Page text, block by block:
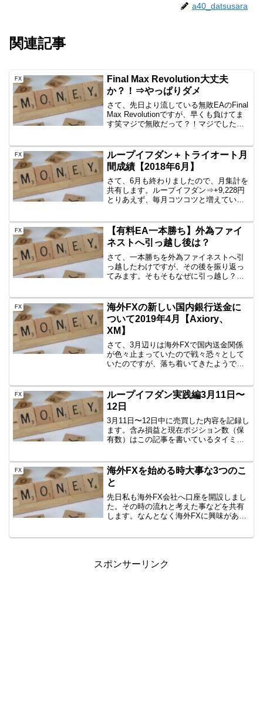
a40_datsusara
関連記事
FX
Final Max Revolution大丈夫
か？！⇒やっぱりダメ
さて、先日より流している無敗EAのFinal
Max Revolutionですが、早くも負けてま
す笑マジで無敗だって？！マジでした
が、私の場合は、ターボモードを二つと
もオ...
FX
ループイフダン＋トライオート月
間成績【2018年6月】
さて、6月も終わりましたので、月集計を
共有します。ループイフダン⇒+9,228円
とりあえず、毎月コツコツと増えていま
EURJPYのBSを加えようと思います。
こ...
FX
【有料EA一本勝ち】外為ファイ
ネストへ引っ越し後は？
さて、一本勝ちを外為ファイネストへ引
っ越したわけですが、その後を振り返っ
てみます。そもそもなぜに引っ越し？
す。途中結構含み益があったにも関わら
ず、なぜか、微損or微益に...
FX
海外FXの新しい国内銀行送金に
ついて2019年4月【Axiory、
XM】
さて、3月辺りは海外FXで国内送金関係
が色々止まっていたので戦々恐々として
いたのですが、落ち着いてきたようです
入金でSMBCが使えなくなり...
FX
ループイフダン実践編3月11日〜
12日
3月11日〜12日中に売買した内容を記録し
ます。含み損益と現在ポジション数（保
有数）はこの記事を書いているタイミン
思いますので、公開です。AUD/JPY
B40 100...
FX
海外FXを始める時大事な3つのこ
と
先日私も海外FX会社へ口座を開設しまし
た。その時の流れと考えた事などを共有
します。なんとなく海外FXに興味がある
スポンサーリンク